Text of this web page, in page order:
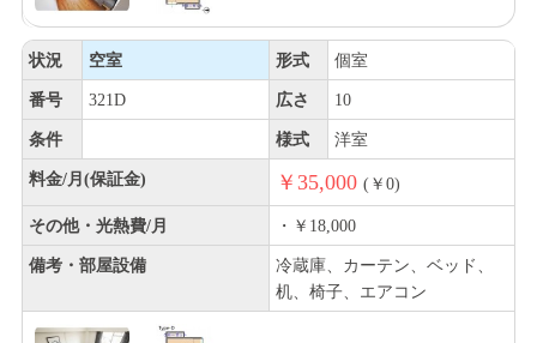
状況 空室 形式 個室
番号 321D 広さ 10
条件 様式 洋室
料金/月(保証金) ￥35,000 (￥0)
その他・光熱費/月 ・￥18,000
備考・部屋設備
冷蔵庫、カーテン、ベッド、
机、椅子、エアコン